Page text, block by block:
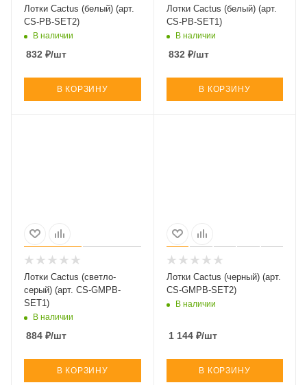
Лотки Cactus (белый) (арт.
CS-PB-SET2)
В наличии
832 ₽/шт
В КОРЗИНУ
Лотки Cactus (белый) (арт.
CS-PB-SET1)
В наличии
832 ₽/шт
В КОРЗИНУ
Лотки Cactus (светло-
серый) (арт. CS-GMPB-
SET1)
В наличии
884 ₽/шт
В КОРЗИНУ
Лотки Cactus (черный) (арт.
CS-GMPB-SET2)
В наличии
1 144₽/шт
В КОРЗИНУ